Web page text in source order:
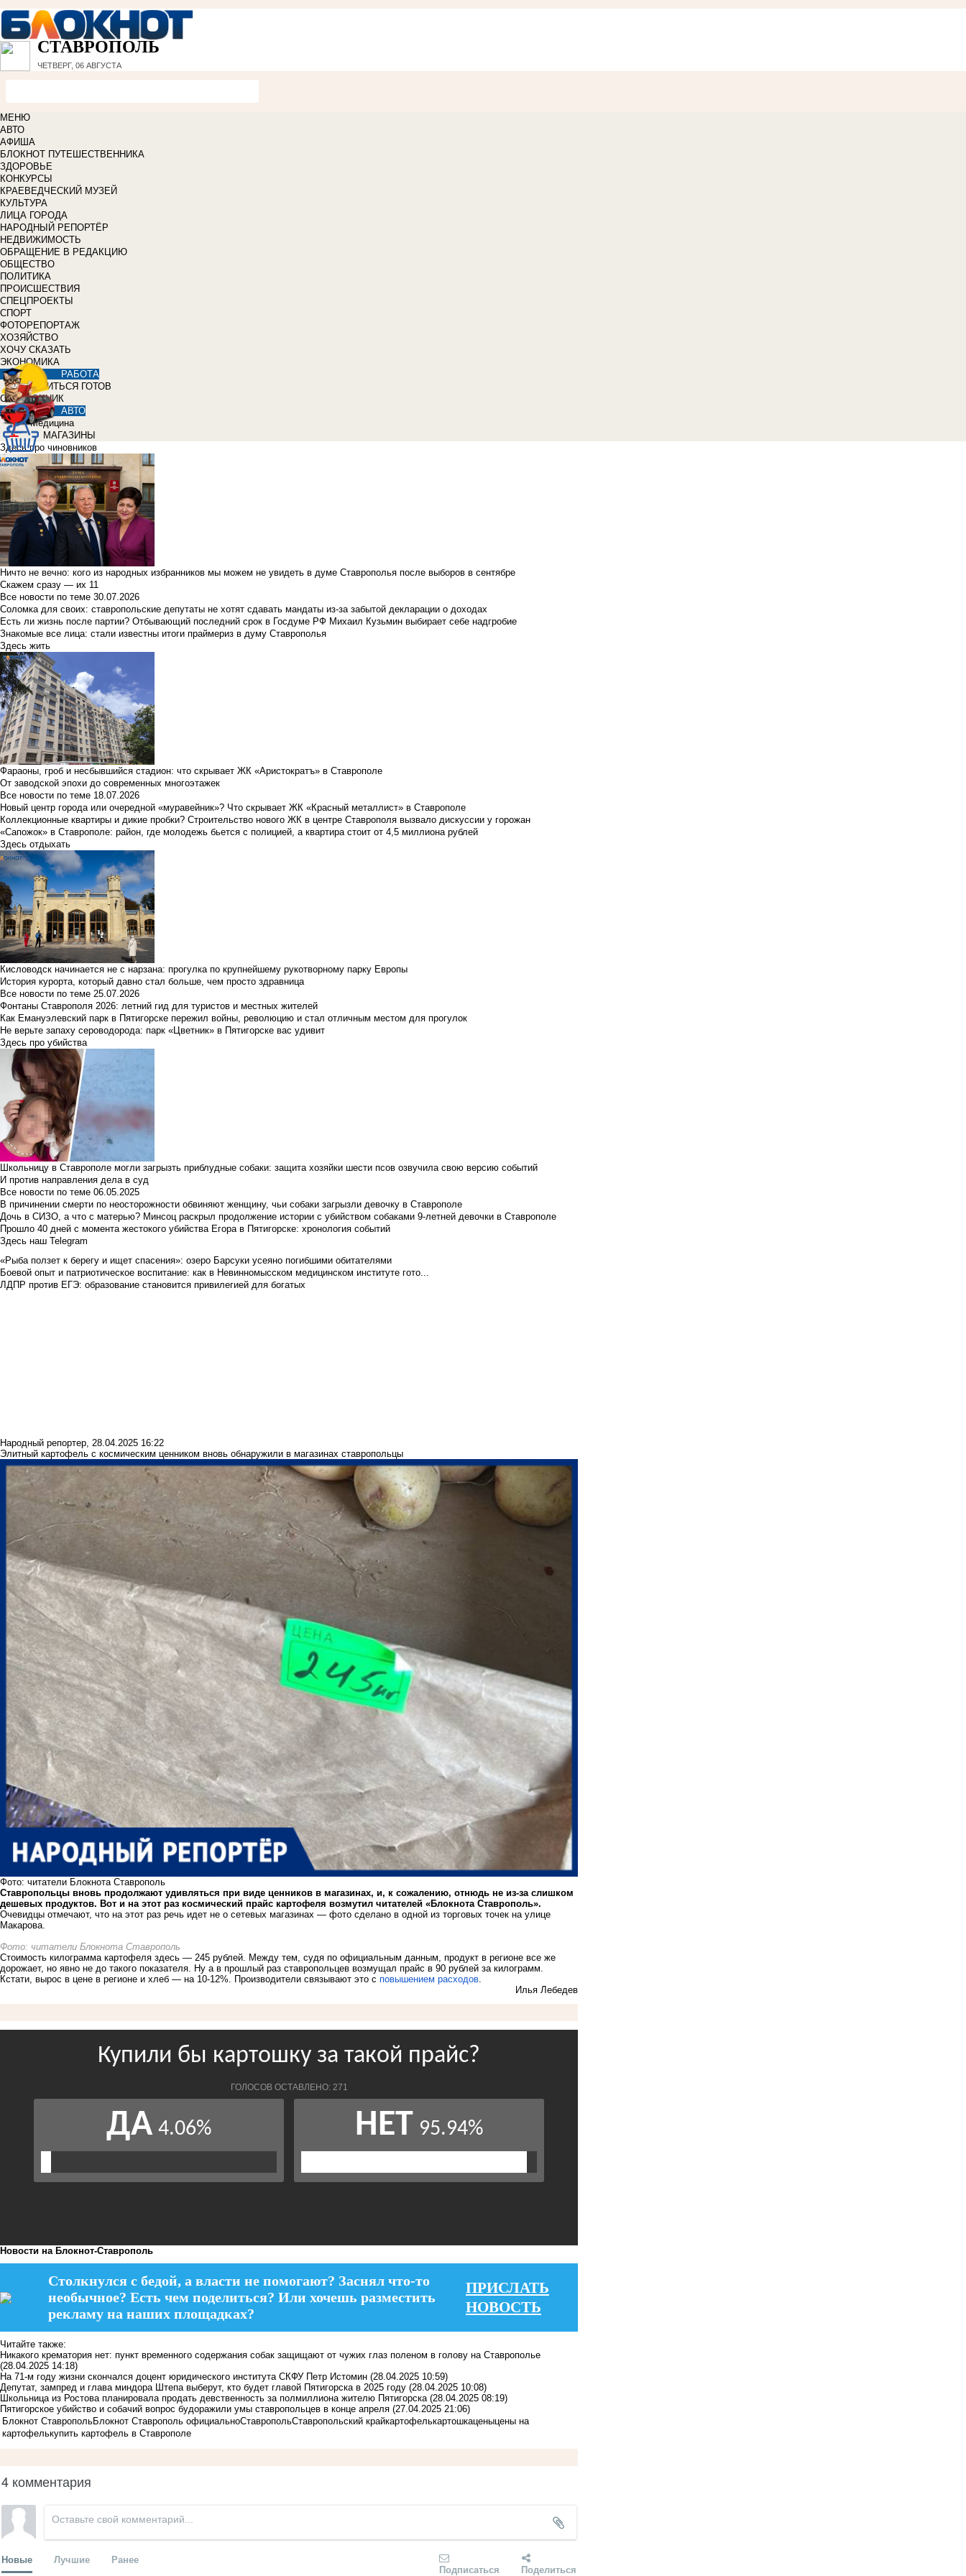
СТАВРОПОЛЬ
ЧЕТВЕРГ, 06 АВГУСТА
МЕНЮ
АВТО
АФИША
БЛОКНОТ ПУТЕШЕСТВЕННИКА
ЗДОРОВЬЕ
КОНКУРСЫ
КРАЕВЕДЧЕСКИЙ МУЗЕЙ
КУЛЬТУРА
ЛИЦА ГОРОДА
НАРОДНЫЙ РЕПОРТЁР
НЕДВИЖИМОСТЬ
ОБРАЩЕНИЕ В РЕДАКЦИЮ
ОБЩЕСТВО
ПОЛИТИКА
ПРОИСШЕСТВИЯ
СПЕЦПРОЕКТЫ
СПОРТ
ФОТОРЕПОРТАЖ
ХОЗЯЙСТВО
ХОЧУ СКАЗАТЬ
ЭКОНОМИКА
РАБОТА
УЧИТЬСЯ ГОТОВ
СПРАВОЧНИК
АВТО
Медицина
МАГАЗИНЫ
Здесь про чиновников
Ничто не вечно: кого из народных избранников мы можем не увидеть в думе Ставрополья после выборов в сентябре
Скажем сразу — их 11
Все новости по теме 30.07.2026
Соломка для своих: ставропольские депутаты не хотят сдавать мандаты из-за забытой декларации о доходах
Есть ли жизнь после партии? Отбывающий последний срок в Госдуме РФ Михаил Кузьмин выбирает себе надгробие
Знакомые все лица: стали известны итоги праймериз в думу Ставрополья
Здесь жить
Фараоны, гроб и несбывшийся стадион: что скрывает ЖК «Аристократъ» в Ставрополе
От заводской эпохи до современных многоэтажек
Все новости по теме 18.07.2026
Новый центр города или очередной «муравейник»? Что скрывает ЖК «Красный металлист» в Ставрополе
Коллекционные квартиры и дикие пробки? Строительство нового ЖК в центре Ставрополя вызвало дискуссии у горожан
«Сапожок» в Ставрополе: район, где молодежь бьется с полицией, а квартира стоит от 4,5 миллиона рублей
Здесь отдыхать
Кисловодск начинается не с нарзана: прогулка по крупнейшему рукотворному парку Европы
История курорта, который давно стал больше, чем просто здравница
Все новости по теме 25.07.2026
Фонтаны Ставрополя 2026: летний гид для туристов и местных жителей
Как Емануэлевский парк в Пятигорске пережил войны, революцию и стал отличным местом для прогулок
Не верьте запаху сероводорода: парк «Цветник» в Пятигорске вас удивит
Здесь про убийства
Школьницу в Ставрополе могли загрызть приблудные собаки: защита хозяйки шести псов озвучила свою версию событий
И против направления дела в суд
Все новости по теме 06.05.2025
В причинении смерти по неосторожности обвиняют женщину, чьи собаки загрызли девочку в Ставрополе
Дочь в СИЗО, а что с матерью? Минсоц раскрыл продолжение истории с убийством собаками 9-летней девочки в Ставрополе
Прошло 40 дней с момента жестокого убийства Егора в Пятигорске: хронология событий
Здесь наш Telegram
«Рыба ползет к берегу и ищет спасения»: озеро Барсуки усеяно погибшими обитателями
Боевой опыт и патриотическое воспитание: как в Невинномысском медицинском институте гото...
ЛДПР против ЕГЭ: образование становится привилегией для богатых
Народный репортер, 28.04.2025 16:22
Элитный картофель с космическим ценником вновь обнаружили в магазинах ставропольцы
Фото: читатели Блокнота Ставрополь
Ставропольцы вновь продолжают удивляться при виде ценников в магазинах, и, к сожалению, отнюдь не из-за слишком
дешевых продуктов. Вот и на этот раз космический прайс картофеля возмутил читателей «Блокнота Ставрополь».
Очевидцы отмечают, что на этот раз речь идет не о сетевых магазинах — фото сделано в одной из торговых точек на улице
Макарова.
Фото: читатели Блокнота Ставрополь
Стоимость килограмма картофеля здесь — 245 рублей. Между тем, судя по официальным данным, продукт в регионе все же
дорожает, но явно не до такого показателя. Ну а в прошлый раз ставропольцев возмущал прайс в 90 рублей за килограмм.
Кстати, вырос в цене в регионе и хлеб — на 10-12%. Производители связывают это с повышением расходов.
Илья Лебедев
Новости на Блoкнoт-Ставрополь
Столкнулся с бедой, а власти не помогают? Заснял что-то
необычное? Есть чем поделиться? Или хочешь разместить
рекламу на наших площадках?
ПРИСЛАТЬ
НОВОСТЬ
Читайте также:
Никакого крематория нет: пункт временного содержания собак защищают от чужих глаз поленом в голову на Ставрополье
(28.04.2025 14:18)
На 71-м году жизни скончался доцент юридического института СКФУ Петр Истомин (28.04.2025 10:59)
Депутат, зампред и глава миндора Штепа выберут, кто будет главой Пятигорска в 2025 году (28.04.2025 10:08)
Школьница из Ростова планировала продать девственность за полмиллиона жителю Пятигорска (28.04.2025 08:19)
Пятигорское убийство и собачий вопрос будоражили умы ставропольцев в конце апреля (27.04.2025 21:06)
Блокнот СтавропольБлокнот Ставрополь официальноСтавропольСтавропольский крайкартофелькартошкаценыцены на
картофелькупить картофель в Ставрополе
4 комментария
Новые Лучшие Ранее
Подписаться Поделиться